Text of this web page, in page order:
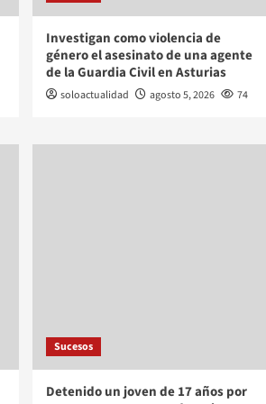
Investigan como violencia de
género el asesinato de una agente
de la Guardia Civil en Asturias
soloactualidad agosto 5, 2026 74
Sucesos
Detenido un joven de 17 años por